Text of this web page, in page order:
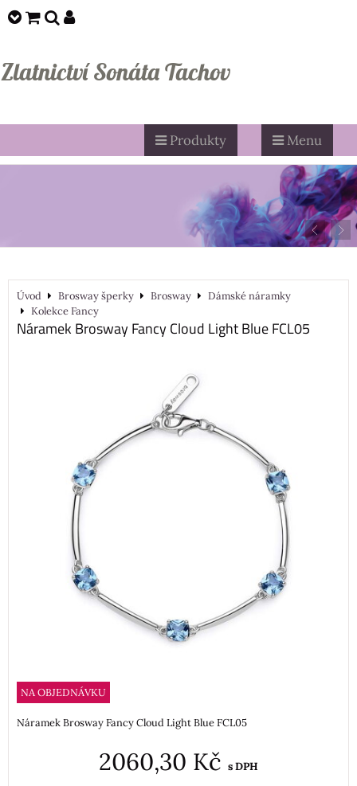
Zlatnictví Sonáta Tachov
Produkty Menu
Úvod Brosway šperky Brosway
Dámské náramky
Kolekce Fancy
Náramek Brosway Fancy Cloud Light Blue FCL05
NA OBJEDNÁVKU
Náramek Brosway Fancy Cloud Light Blue FCL05
2060,30 Kč s DPH